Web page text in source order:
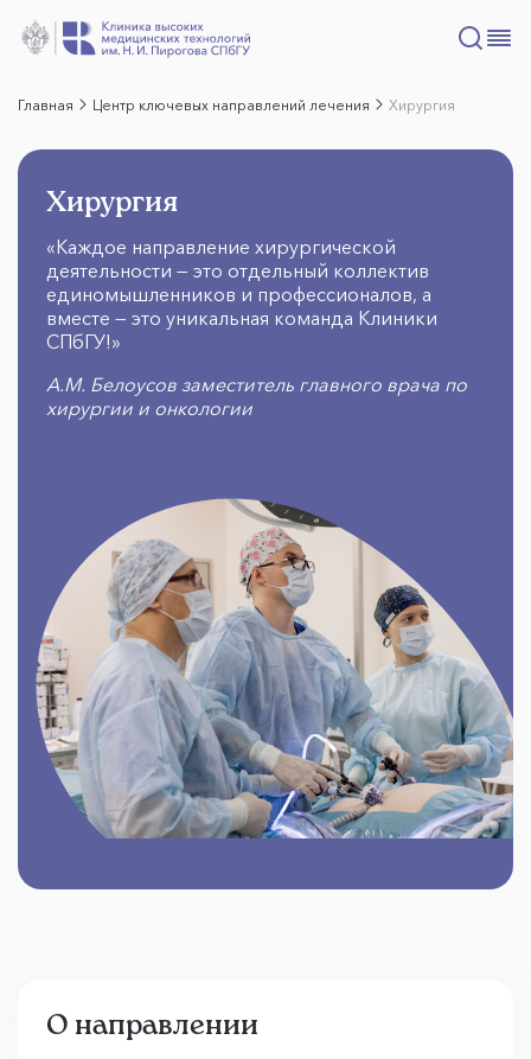
Главная Центр ключевых направлений лечения Хирургия
Хирургия
«Каждое направление хирургической
деятельности — это отдельный коллектив
единомышленников и профессионалов, а
вместе — это уникальная команда Клиники
СПбГУ!»
А.М. Белоусов заместитель главного врача по
хирургии и онкологии
О направлении